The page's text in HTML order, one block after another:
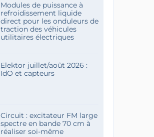
Modules de puissance à
refroidissement liquide
direct pour les onduleurs de
traction des véhicules
utilitaires électriques
Elektor juillet/août 2026 :
IdO et capteurs
Circuit : excitateur FM large
spectre en bande 70 cm à
réaliser soi-même